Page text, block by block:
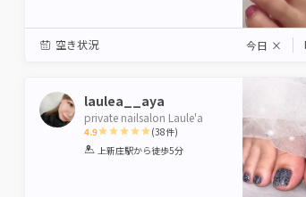
空き状況 今日 ×
laulea__aya
private nailsalon Laule'a
4.9
1 2 3 4 5
(38件)
上新庄駅から徒歩5分